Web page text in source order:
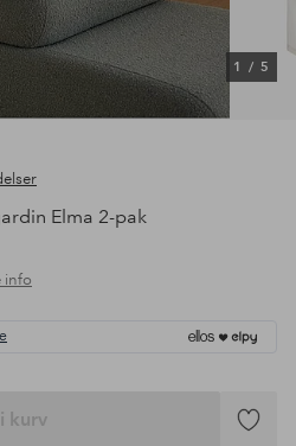
1 / 5
Elma 2-pak
info
kurv
Tilføj